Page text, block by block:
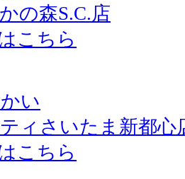
の森S.C.店
こちら
い
ィさいたま新都心
こちら